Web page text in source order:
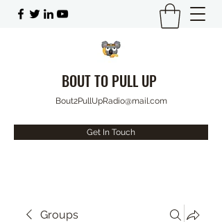
BOUT TO PULL UP
Bout2PullUpRadio@mail.com
Get In Touch
Groups